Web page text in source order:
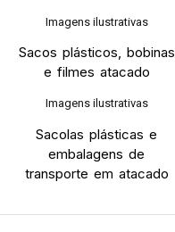
Imagens ilustrativas
Sacos plásticos, bobinas
e filmes atacado
Imagens ilustrativas
Sacolas plásticas e
embalagens de
transporte em atacado